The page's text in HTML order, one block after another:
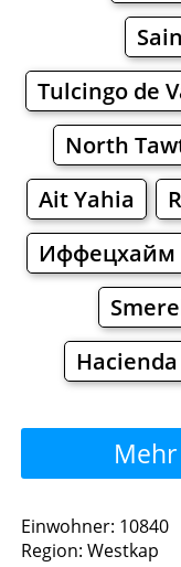
Tulcingo de
North
Ait Yahia
Иффецхайм
Mamre
Einwohner: 10840
Region: Westkap